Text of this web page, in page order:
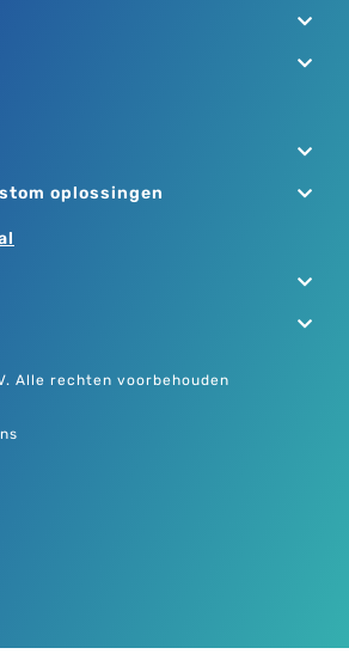
oplossingen
Alle rechten voorbehouden